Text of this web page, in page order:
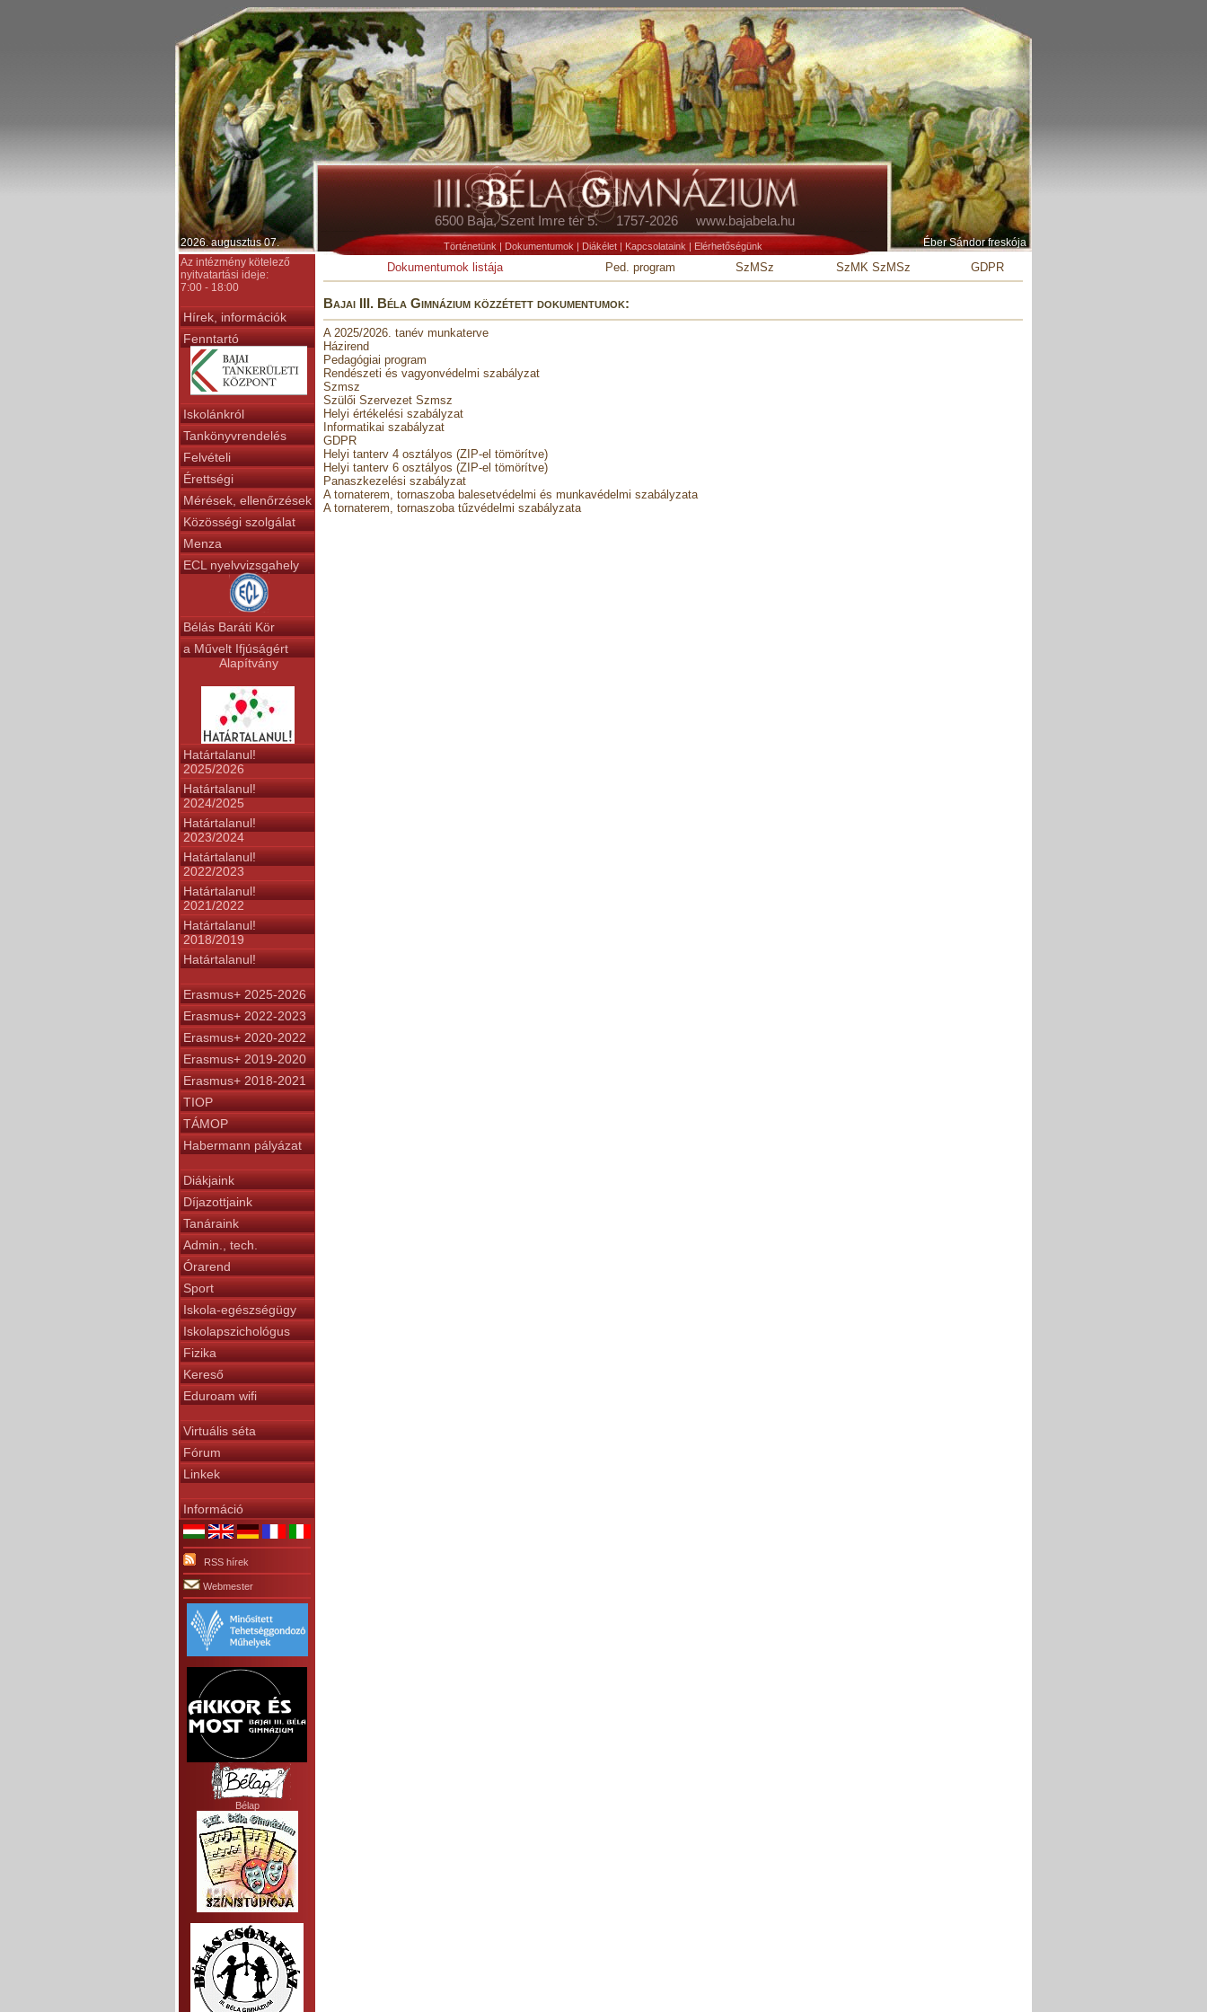
2026. augusztus 07.
6500 Baja, Szent Imre tér 5. 1757-2026 www.bajabela.hu
Éber Sándor freskója
Történetünk | Dokumentumok | Diákélet | Kapcsolataink | Elérhetőségünk
Az intézmény kötelező
nyitvatartási ideje:
7:00 - 18:00
Hírek, információk
Fenntartó
Iskolánkról
Tankönyvrendelés
Felvételi
Érettségi
Mérések, ellenőrzések
Közösségi szolgálat
Menza
ECL nyelvvizsgahely
Bélás Baráti Kör
a Művelt Ifjúságért
Alapítvány
Határtalanul!
2025/2026
Határtalanul!
2024/2025
Határtalanul!
2023/2024
Határtalanul!
2022/2023
Határtalanul!
2021/2022
Határtalanul!
2018/2019
Határtalanul!
Erasmus+ 2025-2026
Erasmus+ 2022-2023
Erasmus+ 2020-2022
Erasmus+ 2019-2020
Erasmus+ 2018-2021
TIOP
TÁMOP
Habermann pályázat
Diákjaink
Díjazottjaink
Tanáraink
Admin., tech.
Órarend
Sport
Iskola-egészségügy
Iskolapszichológus
Fizika
Kereső
Eduroam wifi
Virtuális séta
Fórum
Linkek
Információ
RSS hírek
Webmester
Bélap
Dokumentumok listája Ped. program SzMSz SzMK SzMSz GDPR
Bajai III. Béla Gimnázium közzétett dokumentumok:
A 2025/2026. tanév munkaterve
Házirend
Pedagógiai program
Rendészeti és vagyonvédelmi szabályzat
Szmsz
Szülői Szervezet Szmsz
Helyi értékelési szabályzat
Informatikai szabályzat
GDPR
Helyi tanterv 4 osztályos (ZIP-el tömörítve)
Helyi tanterv 6 osztályos (ZIP-el tömörítve)
Panaszkezelési szabályzat
A tornaterem, tornaszoba balesetvédelmi és munkavédelmi szabályzata
A tornaterem, tornaszoba tűzvédelmi szabályzata